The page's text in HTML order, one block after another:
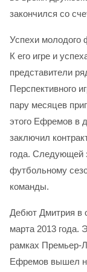
закончился со
Успехи молодого
К его игре и
представители
Перспективного
пару месяцев
этого Ефремов в
заключил
года. Следующей
футбольному
команды.
Дебют Дмитрия в
марта 2013 года.
рамках Премьер-
Ефремов вышел